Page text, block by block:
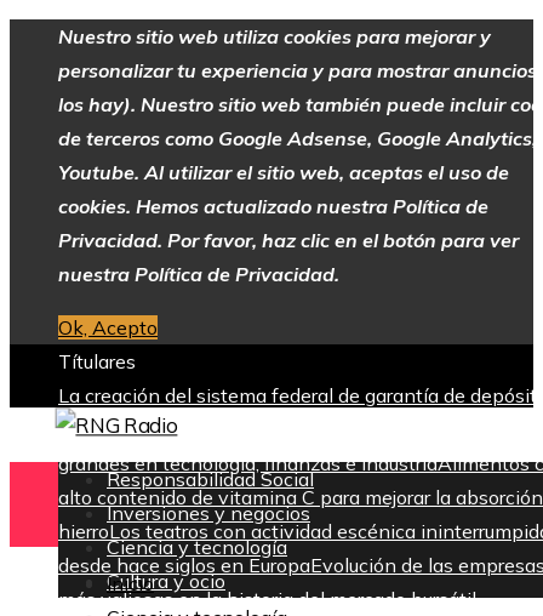
Nuestro sitio web utiliza cookies para mejorar y
personalizar tu experiencia y para mostrar anuncios
los hay). Nuestro sitio web también puede incluir
de terceros como Google Adsense, Google Analytics,
Youtube. Al utilizar el sitio web, aceptas el uso de
cookies. Hemos actualizado nuestra Política de
Privacidad. Por favor, haz clic en el botón para ver
nuestra Política de Privacidad.
Ok, Acepto
Títulares
La creación del sistema federal de garantía de
tras la Gran Depresión
grandes en tecnología, finanzas e industriaAlimentos
alto contenido de vitamina C para mejorar la
hierroLos teatros con actividad escénica
desde hace siglos en EuropaEvolución de las
más valiosas en la historia del mercado bursátil
Responsabilidad Social
Inversiones y negocios
Ciencia y tecnología
Cultura y ocio
Inicio